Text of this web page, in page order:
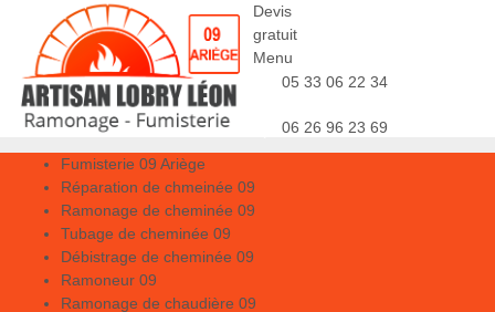
Devis
gratuit
Menu
05 33 06 22 34
06 26 96 23 69
Fumisterie 09 Ariège
Réparation de chmeinée 09
Ramonage de cheminée 09
Tubage de cheminée 09
Débistrage de cheminée 09
Ramoneur 09
Ramonage de chaudière 09